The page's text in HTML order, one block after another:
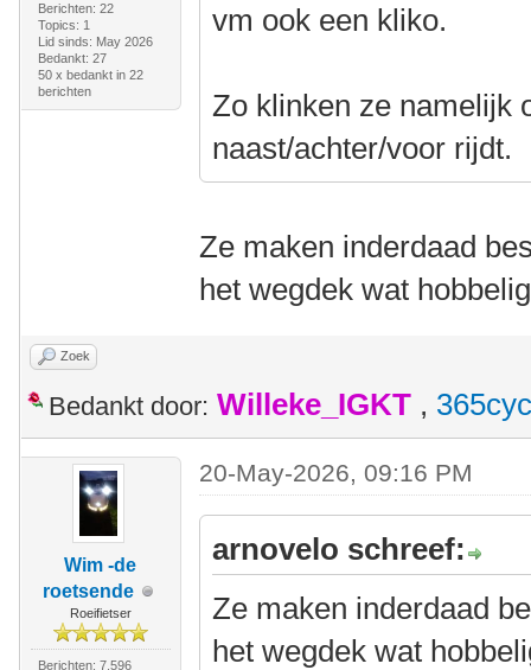
Berichten: 22
Topics: 1
Lid sinds: May 2026
Bedankt: 27
50 x bedankt in 22
berichten
vm ook een kliko.
Zo klinken ze namelijk
naast/achter/voor rijdt.
Ze maken inderdaad
het wegdek wat
Zoek
Bedankt door: Willeke_IGKT ,
Wim -de
roetsende
Roeifietser
Berichten: 7.596
20-May-2026, 09:16 PM
arnovelo schreef:
Ze maken inderdaad
het wegdek wat